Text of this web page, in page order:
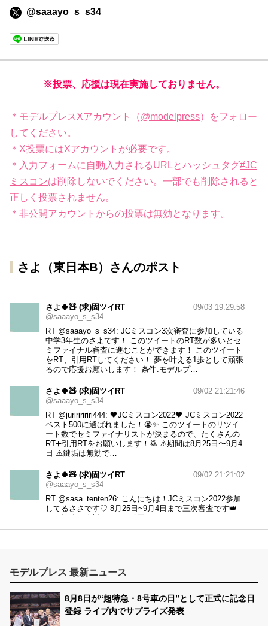
@saaayo_s_s34
※投票、応援は現在実施しておりません。
＊モデルプレスXアカウント（@modelpress）をフォロー
してください。
＊X投票にはXアカウントが必要です。
＊入力フォームに自動入力されるURLとハッシュタグ#JC
ミスコンは削除しないでください。一部でも削除されると
正しく投票されません。
＊非公開アカウントからの投票は無効となります。
さよ（東日本B）さんのポスト
さよ🍀🧸 (求)固ツイRT
@saaayo_s_s34
09/03 19:29:58
RT @saaayo_s_s34: JCミスコン3次審査に参加している
中学3年生のさよです！ このツイートのRT数が多いとセ
ミファイナル審査に進むことができます！ このツイート
をRT、引用RTしてください！ 夢を叶える1歩として頑張
るので応援お願いします！ 条件:モデルプ…
さよ🍀🧸 (求)固ツイRT
@saaayo_s_s34
09/02 21:21:46
RT @juririririri444: 🖤JCミスコン2022🖤 JCミスコン2022
ベスト500に選ばれました！😭✨ このツイートのリツイ
ート数でセミファイナリストが決まるので、たくさんの
RT➕引用RTをお願いします！🙇 ⚠️期間は8月25日〜9月4
日 ⚠️鍵垢は無効で…
さよ🍀🧸 (求)固ツイRT
@saaayo_s_s34
09/02 21:21:02
RT @sasa_tenten26: こんにちは！JCミスコン2022参加
してるささです♡ 8月25日~9月4日まで三次審査です👑
ルプレスをフォロー ⚠️ 鍵アカは無効となります 絶対セ
@saaayo_s_s34
RT@Rr___0007: JCミスコンベスト500に選ばれまし
た！Rちゃんです😷 このツイートのRT数が多いとベスト
100に選ばれセミファイナル審査に進めます😭💓 良かっ
たらこのツイートRTお願いします！！ 期限は9/4までで
す。 全力で頑張るので応援よろしくお願いしま…
モデルプレス 最新ニュース
8月8日が“超特急・8号車の日”として正式に記念日
登録 ライブ内でサプライズ発表